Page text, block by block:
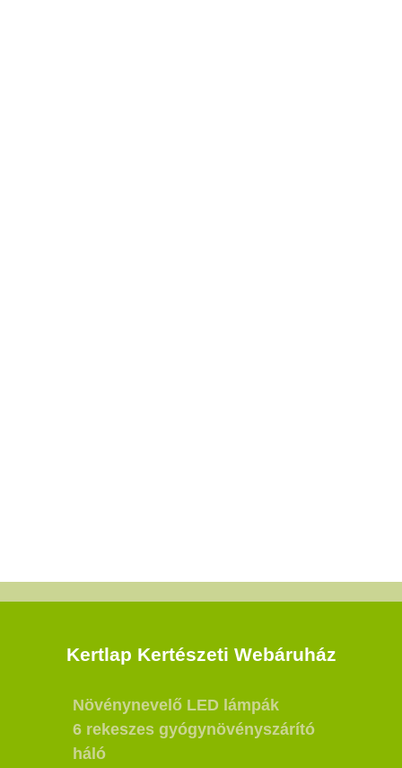
Kertlap Kertészeti Webáruház
Növénynevelő LED lámpák
6 rekeszes gyógynövényszárító
háló